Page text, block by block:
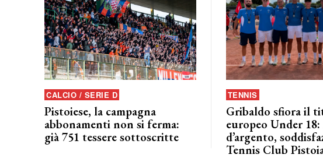
CALCIO / SERIE D
Pistoiese, la campagna
abbonamenti non si ferma:
già 751 tessere sottoscritte
TENNIS
Gribaldo sfiora il
europeo Under 18:
d’argento,
Tennis Club